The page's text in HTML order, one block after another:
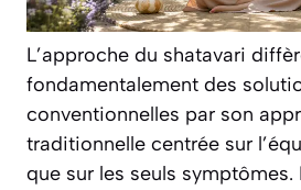
L’approche du shatavari
fondamentalement des
conventionnelles par son
traditionnelle centrée sur
que sur les seuls symptômes.